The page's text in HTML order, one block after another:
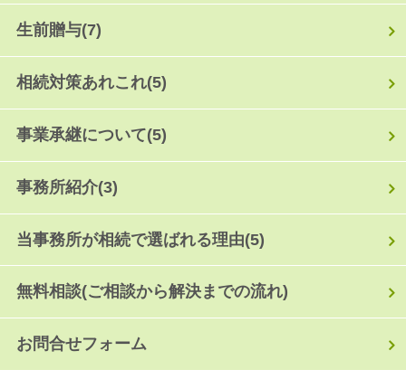
生前贈与(7)
相続対策あれこれ(5)
事業承継について(5)
事務所紹介(3)
当事務所が相続で選ばれる理由(5)
無料相談(ご相談から解決までの流れ)
お問合せフォーム